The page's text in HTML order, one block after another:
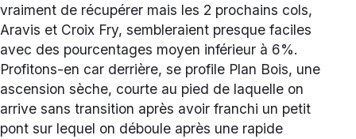
vraiment de récupérer mais les 2 prochains cols,
Aravis et Croix Fry, sembleraient presque faciles
avec des pourcentages moyen inférieur à 6%.
Profitons-en car derrière, se profile Plan Bois, une
ascension sèche, courte au pied de laquelle on
arrive sans transition après avoir franchi un petit
pont sur lequel on déboule après une rapide